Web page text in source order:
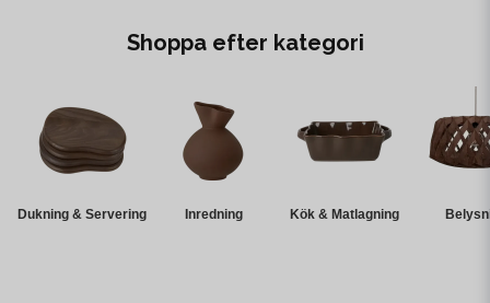
Shoppa efter kategori
Dukning & Servering Inredning Kök & Matlagning